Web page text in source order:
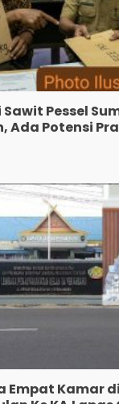
Pessel
Ada Potensi
Empat Kamar